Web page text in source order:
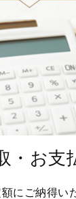
・お支
にご納得い